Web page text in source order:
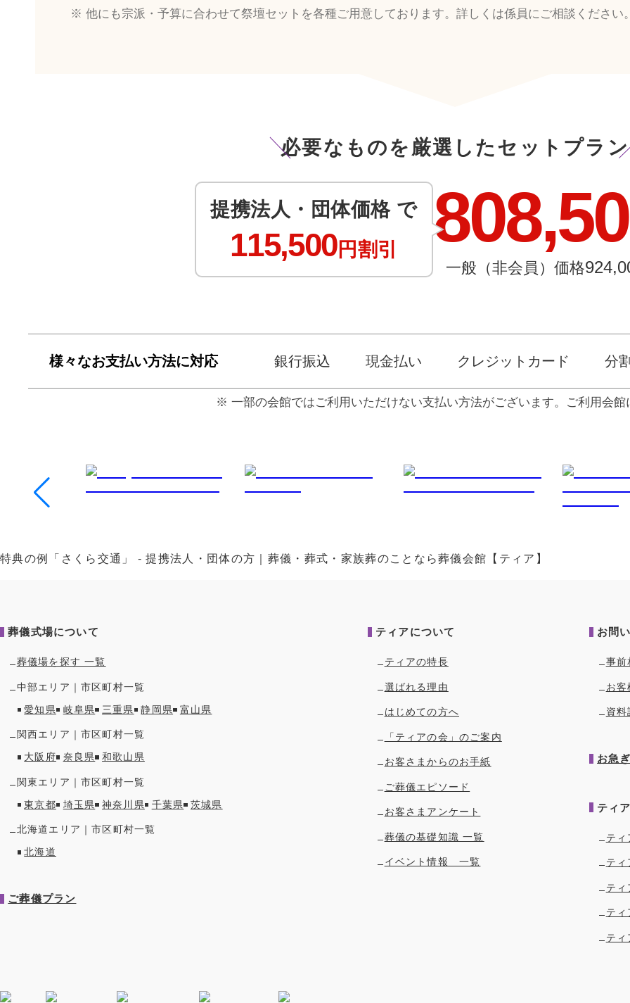
他にも宗派・予算に合わせて祭壇セットを各種ご用意しております。詳しくは係員にご相談ください
必要なものを厳選したセットプラン
提携法人・団体価格 で
115,500円割引
一般（非会員）価格
様々なお支払い方法に対応 銀行振込 現金払い クレジットカード 分
⼀部の会館ではご利⽤いただけない⽀払い⽅法がございます。ご利⽤会
特典の例「さくら交通」 - 提携法人・団体の方｜葬儀・葬式・家族葬のことなら葬儀会館【ティア】
葬儀式場について
葬儀場を探す 一覧
中部エリア｜市区町村一覧
愛知県
岐阜県 三重県 静岡県 富山県
関西エリア｜市区町村一覧
大阪府
奈良県 和歌山県
関東エリア｜市区町村一覧
東京都
埼玉県 神奈川県 千葉県 茨城県
北海道エリア｜市区町村一覧
北海道
ご葬儀プラン
ティアについて
ティアの特長
選ばれる理由
はじめての方へ
「ティアの会」のご案内
お客さまからのお手紙
ご葬儀エピソード
お客さまアンケート
葬儀の基礎知識 一覧
イベント情報 一覧
お問
事前
お
資料
お急
ティ
テ
テ
テ
テ
テ